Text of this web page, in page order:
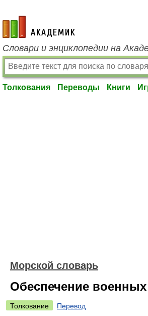
academic.ru
Словари и энциклопедии на
Толкования Переводы Книги
Морской словарь
Обеспечение
Толкование
Перевод